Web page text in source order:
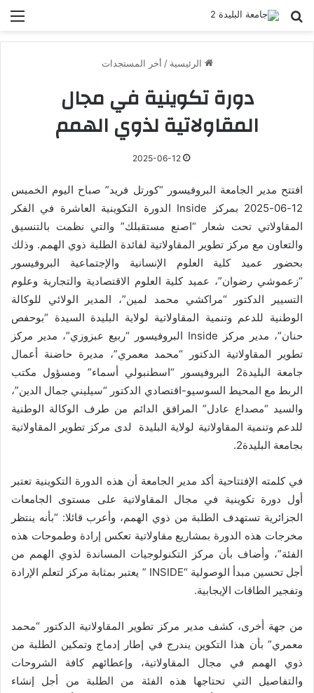
بحث عن
الرئيسية / أخر المستجدات
دورة تكوينية في مجال
المقاولاتية لذوي الهمم
2025-06-12
افتتح مدير الجامعة البروفيسور “كورتل فريد” صباح اليوم الخميس
12-06-2025 بمركز Inside الدورة التكوينية العاشرة في الفكر
المقاولاتي تحت شعار “اصنع مستقبلك” والتي نظمت بالتنسيق
والتعاون مع مركز تطوير المقاولاتية لفائدة الطلبة ذوي الهمم. وذلك
بحضور عميد كلية العلوم الإنسانية والإجتماعية البروفيسور
“زعموشي رضوان”، عميد كلية العلوم الاقتصادية والتجارية وعلوم
التسيير الدكتور “مراكشي محمد لمين”، المدير الولائي للوكالة
الوطنية للدعم وتنمية المقاولاتية لولاية البليدة السيدة “بوحفص
حنان”، مدير مركز Inside البروفيسور “ربيع عبزوزي”، مدير مركز
تطوير المقاولاتية الدكتور “محمد معمري”، مديرة حاضنة أعمال
جامعة البليدة2 البروفيسور “اسطنبولي أسماء” ومسؤول مكتب
الربط مع المحيط السوسيو-اقتصادي الدكتور “سيليني جمال الدين”،
والسيد “مصداع عادل” المرافق الدائم من طرف الوكالة الوطنية
للدعم وتنمية المقاولاتية لولاية البليدة لدى مركز تطوير المقاولاتية
بجامعة البليدة2.
في كلمته الإفتتاحية أكد مدير الجامعة أن هذه الدورة التكوينية تعتبر
أول دورة تكوينية في مجال المقاولاتية على مستوى الجامعات
الجزائرية تستهدف الطلبة من ذوي الهمم، وأعرب قائلا: “بأنه ينتظر
مخرجات هذه الدورة بمشاريع مقاولاتية تعكس إرادة وطموحات هذه
الفئة”، وأضاف بأن مركز التكنولوجيات المساندة لذوي الهمم من
أجل تحسين مبدأ الوصولية “INSIDE ” يعتبر بمثابة مركز لتعلم الإرادة
وتفجير الطاقات الإيجابية.
من جهة أخرى، كشف مدير مركز تطوير المقاولاتية الدكتور “محمد
معمري” بأن هذا التكوين يندرج في إطار إدماج وتمكين الطلبة من
ذوي الهمم في مجال المقاولاتية، وإعطائهم كافة الشروحات
والتفاصيل التي تحتاجها هذه الفئة من الطلبة من أجل إنشاء